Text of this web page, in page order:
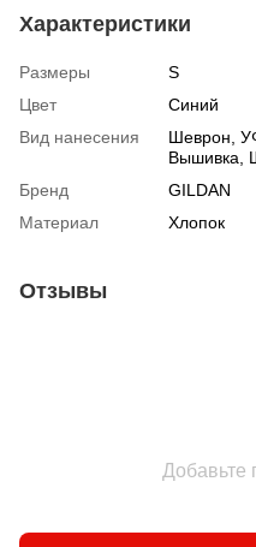
Характеристики
Размеры
S
Цвет
Синий
Вид нанесения
Шеврон,
Вышивка,
Бренд
GILDAN
Материал
Хлопок
Отзывы
Добавьте